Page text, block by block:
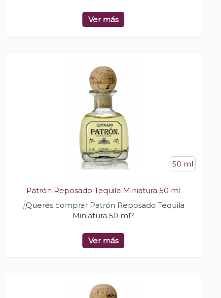
Ver más
50 ml
Patrón Reposado Tequila Miniatura 50 ml
¿Querés comprar Patrón Reposado Tequila
Miniatura 50 ml?
Ver más